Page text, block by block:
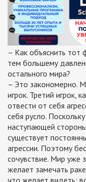
– Как объяснить тот
тем большему
остального мира?
– Это закономерно.
игрок. Третий игрок,
отвести от себя
себя русло.
наступающей
существует
агрессии. Поэтому
сочувствие. Мир уже
желает замечать
что желает видеть: